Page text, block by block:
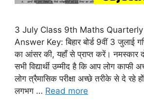
3 July Class 9th Maths
Answer Key: बिहार बोर्ड 9वीं 3 जुलाई
का आंसर की, यहाँ से प्राप्त करें। नमस्कार
सभी विद्यार्थी उम्मीद है कि आप लोग
लोग त्रैमासिक परीक्षा अच्छे तरीके से दे रहे
लगभग … Read more